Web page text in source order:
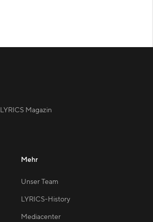
LYRICS Magazin
Mehr
Unser Team
LYRICS-History
Mediacenter